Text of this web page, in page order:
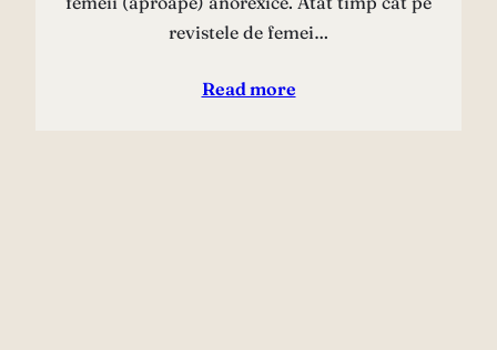
revistele de femei…
Read more